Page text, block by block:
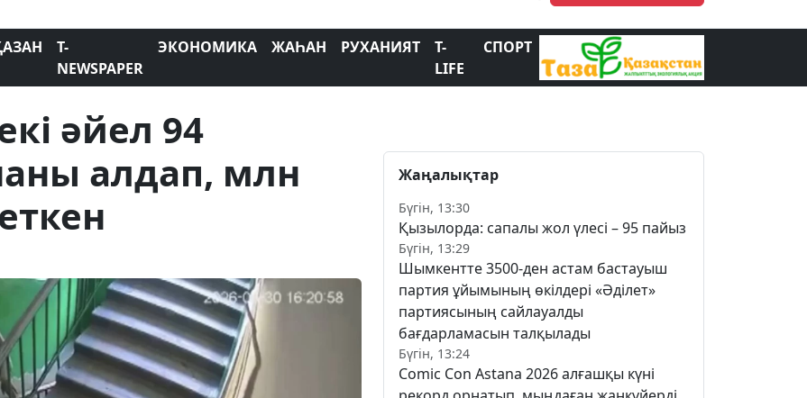
T-
NEWSPAPER
ЭКОНОМИКА ЖАҺАН РУХАНИЯТ
T-
LIFE
СПОРТ
әйел 94
алдап, млн
Жаңалықтар
Бүгін, 13:30
Қызылорда: сапалы жол үлесі – 95 пайыз
Бүгін, 13:29
Шымкентте 3500-ден астам бастауыш
партия ұйымының өкілдері «Әділет»
партиясының сайлауалды
бағдарламасын талқылады
Бүгін, 13:24
Comic Con Astana 2026 алғашқы күні